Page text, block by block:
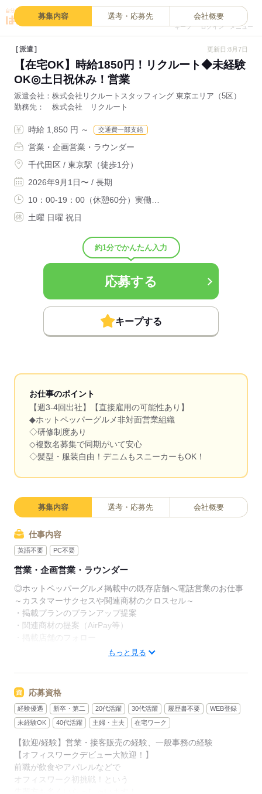
キープ ログイン メニュー
募集内容 選考・応募先 会社概要
派遣 更新日:8月7日
【在宅OK】時給1850円！リクルート◆未経験
OK◎土日祝休み！営業
派遣会社
株式会社リクルートスタッフィング 東京エリア（5区）
勤務先
株式会社 リクルート
時給 1,850 円 ～ 交通費一部支給
営業・企画営業・ラウンダー
千代田区 / 東京駅（徒歩1分）
2026年9月1日〜 / 長期
10：00-19：00（休憩60分）実働…
土曜 日曜 祝日
約1分でかんたん入力
応募する
キープする
お仕事のポイント
【週3-4回出社】【直接雇用の可能性あり】
◆ホットペッパーグルメ非対面営業組織
◇研修制度あり
◇複数名募集で同期がいて安心
◇髪型・服装自由！デニムもスニーカーもOK！
募集内容 選考・応募先 会社概要
仕事内容
英語不要 PC不要
営業・企画営業・ラウンダー
◎ホットペッパーグルメ掲載中の既存店舗へ電話営業のお仕事
～カスタマーサクセスや関連商材のクロスセル～
・掲載プランのプランアップ提案
・関連商材の提案（AirPay等）
・掲載店舗のフォロー
◎研修中の業務内容（約1ヵ月基本出社）
・座学→ロープレ→実際に架電（台本もあり簡単な電話案内）
※配属先によって出社頻度が変わります。
※派遣から直接雇用への可能性あり。但し、試験・選考有り
応募する
もっと見る
応募資格
経験優遇 新卒・第二 20代活躍 30代活躍 履歴書不要
WEB登録
未経験OK
40代活躍 主婦・主夫 在宅ワーク
【歓迎/経験】営業・接客販売の経験、一般事務の経験
【オフィスワークデビュー大歓迎！】
前職が飲食やアパレルなどで
オフィスワーク初挑戦！という